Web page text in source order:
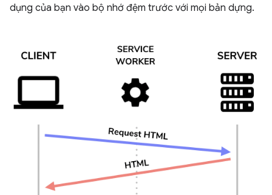
dụng của bạn vào bộ nhớ đệm trước với mọi bản dựng.